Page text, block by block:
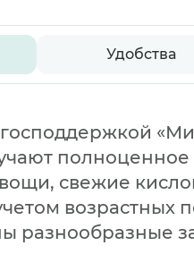
Удобства
свежие
возрастных
разнообразные